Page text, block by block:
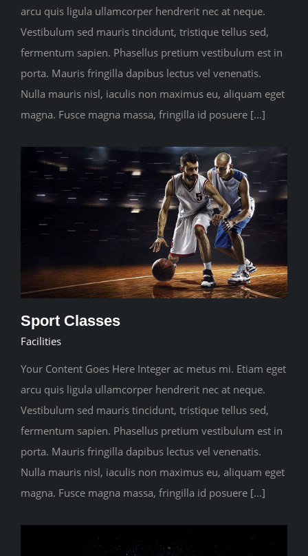
arcu quis ligula ullamcorper hendrerit nec at neque.
Vestibulum sed mauris tincidunt, tristique tellus sed,
fermentum sapien. Phasellus pretium vestibulum est in
porta. Mauris fringilla dapibus lectus vel venenatis.
Nulla mauris nisl, iaculis non maximus eu, aliquam eget
magna. Fusce magna massa, fringilla id posuere [...]
Sport Classes
Facilities
Your Content Goes Here Integer ac metus mi. Etiam eget
arcu quis ligula ullamcorper hendrerit nec at neque.
Vestibulum sed mauris tincidunt, tristique tellus sed,
fermentum sapien. Phasellus pretium vestibulum est in
porta. Mauris fringilla dapibus lectus vel venenatis.
Nulla mauris nisl, iaculis non maximus eu, aliquam eget
magna. Fusce magna massa, fringilla id posuere [...]